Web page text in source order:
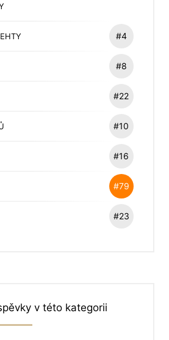
#4
#8
#22
#10
#16
#79
#23
v této kategorii